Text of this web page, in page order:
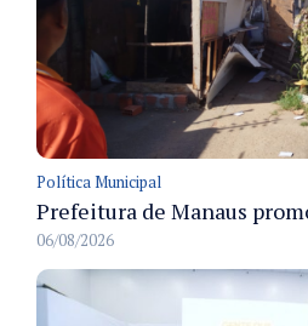
Política Municipal
06/08/2026